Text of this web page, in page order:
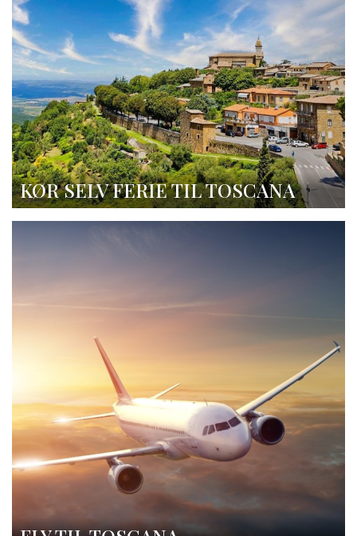
KØR SELV FERIE TIL TOSCANA